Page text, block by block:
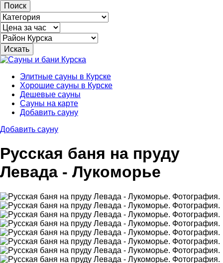
Поиск
Элитные сауны в Курске
Хорошие сауны в Курске
Дешевые сауны
Сауны на карте
Добавить сауну
Добавить сауну
Русская баня на пруду
Левада - Лукоморье